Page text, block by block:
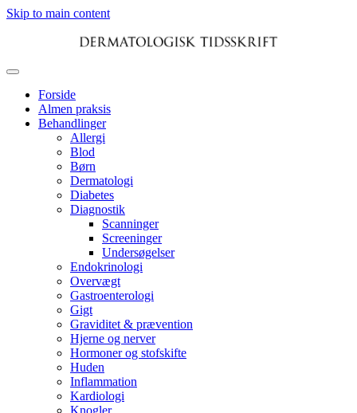
Skip to main content
Forside
Almen praksis
Behandlinger
Allergi
Blod
Børn
Dermatologi
Diabetes
Diagnostik
Scanninger
Screeninger
Undersøgelser
Endokrinologi
Overvægt
Gastroenterologi
Gigt
Graviditet & prævention
Hjerne og nerver
Hormoner og stofskifte
Huden
Inflammation
Kardiologi
Knogler